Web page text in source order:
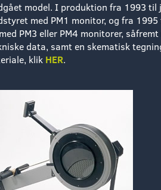
model. I produktion fra 1993
med PM1 monitor, og fra
PM3 eller PM4 monitorer,
data, samt en skematisk
klik HER.